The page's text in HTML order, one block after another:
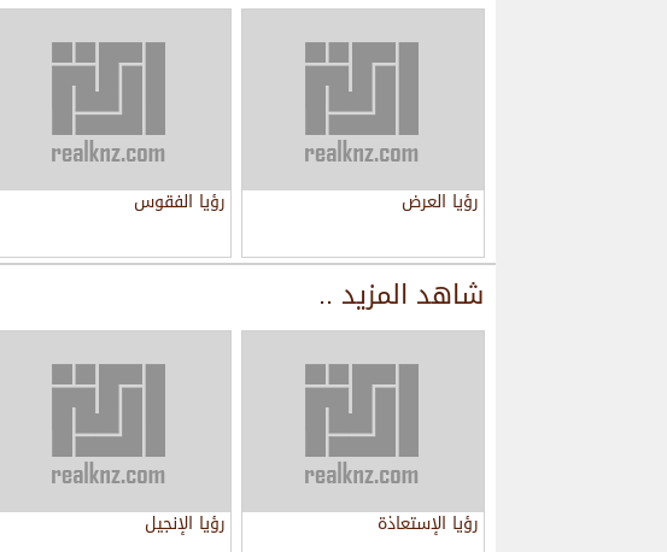
رؤيا العرض رؤيا الفقوس
شاهد المزيد ..
رؤيا الإستعاذة رؤيا الإنجيل